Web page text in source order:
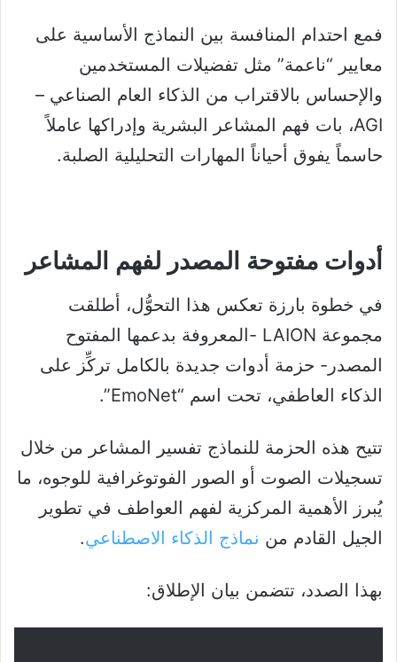
فمع احتدام المنافسة بين النماذج الأساسية على
معايير “ناعمة” مثل تفضيلات المستخدمين
والإحساس بالاقتراب من الذكاء العام الصناعي –
AGI، بات فهم المشاعر البشرية وإدراكها عاملاً
حاسماً يفوق أحياناً المهارات التحليلية الصلبة.
أدوات مفتوحة المصدر لفهم المشاعر
في خطوة بارزة تعكس هذا التحوُّل، أطلقت
مجموعة LAION -المعروفة بدعمها المفتوح
المصدر- حزمة أدوات جديدة بالكامل تركِّز على
الذكاء العاطفي، تحت اسم “EmoNet”.
تتيح هذه الحزمة للنماذج تفسير المشاعر من خلال
تسجيلات الصوت أو الصور الفوتوغرافية للوجوه، ما
يُبرز الأهمية المركزية لفهم العواطف في تطوير
الجيل القادم من نماذج الذكاء الاصطناعي.
بهذا الصدد، تتضمن بيان الإطلاق: